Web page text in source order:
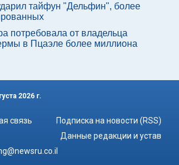
тайфун "Дельфин", более
потребовала от владельца
в Пцаэле более миллиона
2026 г.
связь
Подписка на новости (RSS)
Данные редакции и устав